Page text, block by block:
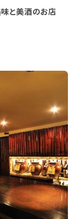
味と美酒のお店